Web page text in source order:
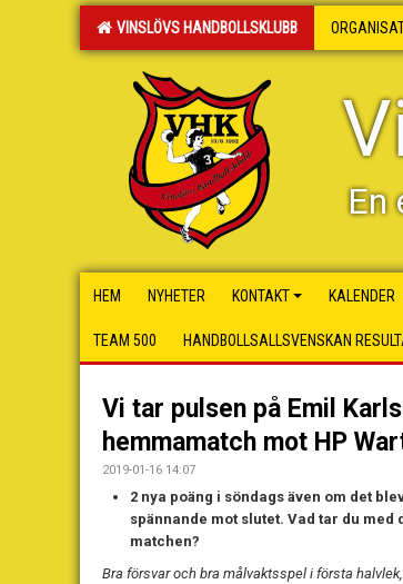
VINSLÖVS HANDBOLLSKLUBB
En
HEM NYHETER KONTAKT KALENDER
TEAM 500 HANDBOLLSALLSVENSKAN
Vi tar pulsen på Emil
hemmamatch mot HP
2019-01-16 14:07
2 nya poäng i söndags även om det
spännande mot slutet. Vad tar du med
matchen?
Bra försvar och bra målvaktsspel i första